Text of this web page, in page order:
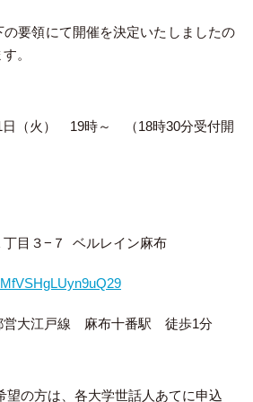
要領にて開催を決定いたしましたの
。
日（火） 19時～ （18時30分受付開
目３−７ ベルレイン麻布
営大江戸線 麻布十番駅 徒歩1分
望の方は、各大学世話人あてに申込